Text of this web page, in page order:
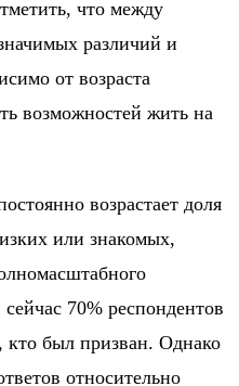
что между
различий и
от возраста
возможностей жить на
возрастает доля
или знакомых,
70% респондентов
кто был призван. Однако
относительно